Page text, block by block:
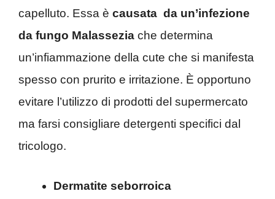
capelluto. Essa è causata da un’infezione
da fungo Malassezia che determina
un’infiammazione della cute che si manifesta
spesso con prurito e irritazione. È opportuno
evitare l’utilizzo di prodotti del supermercato
ma farsi consigliare detergenti specifici dal
tricologo.
Dermatite seborroica